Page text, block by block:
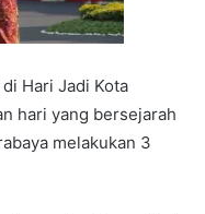
Hari Jadi Kota
hari yang bersejarah
melakukan 3